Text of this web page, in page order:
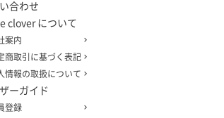
合わせ
clover について
案内
商取引に基づく表記
情報の取扱について
ーガイド
登録